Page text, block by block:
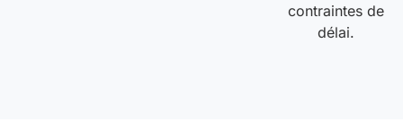
contraintes de
délai.